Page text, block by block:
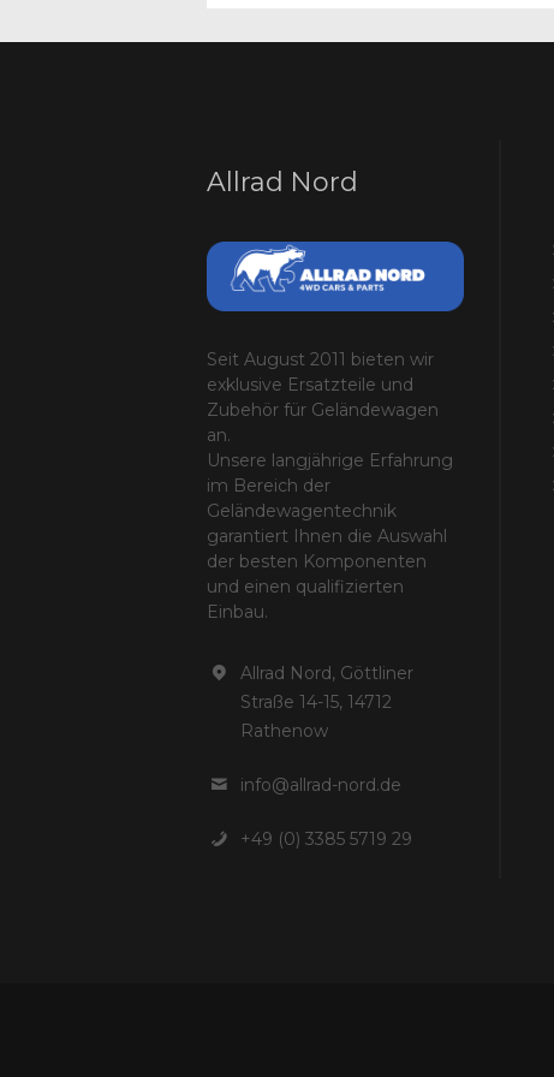
Allrad Nord
Seit August 2011 bieten wir
exklusive Ersatzteile und
Zubehör für Geländewagen
an.
Unsere langjährige Erfahrung
im Bereich der
Geländewagentechnik
garantiert Ihnen die Auswahl
der besten Komponenten
und einen qualifizierten
Einbau.
Allrad Nord, Göttliner
Straße 14-15, 14712
Rathenow
info@allrad-nord.de
+49 (0) 3385 5719 29